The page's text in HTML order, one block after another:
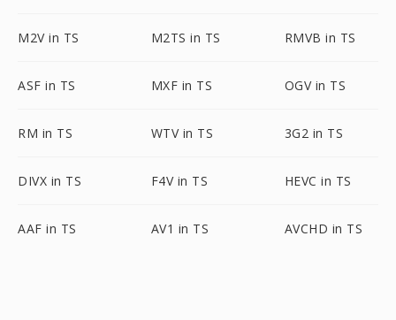
M2V in TS M2TS in TS RMVB in TS
ASF in TS MXF in TS OGV in TS
RM in TS WTV in TS 3G2 in TS
DIVX in TS F4V in TS HEVC in TS
AAF in TS AV1 in TS AVCHD in TS